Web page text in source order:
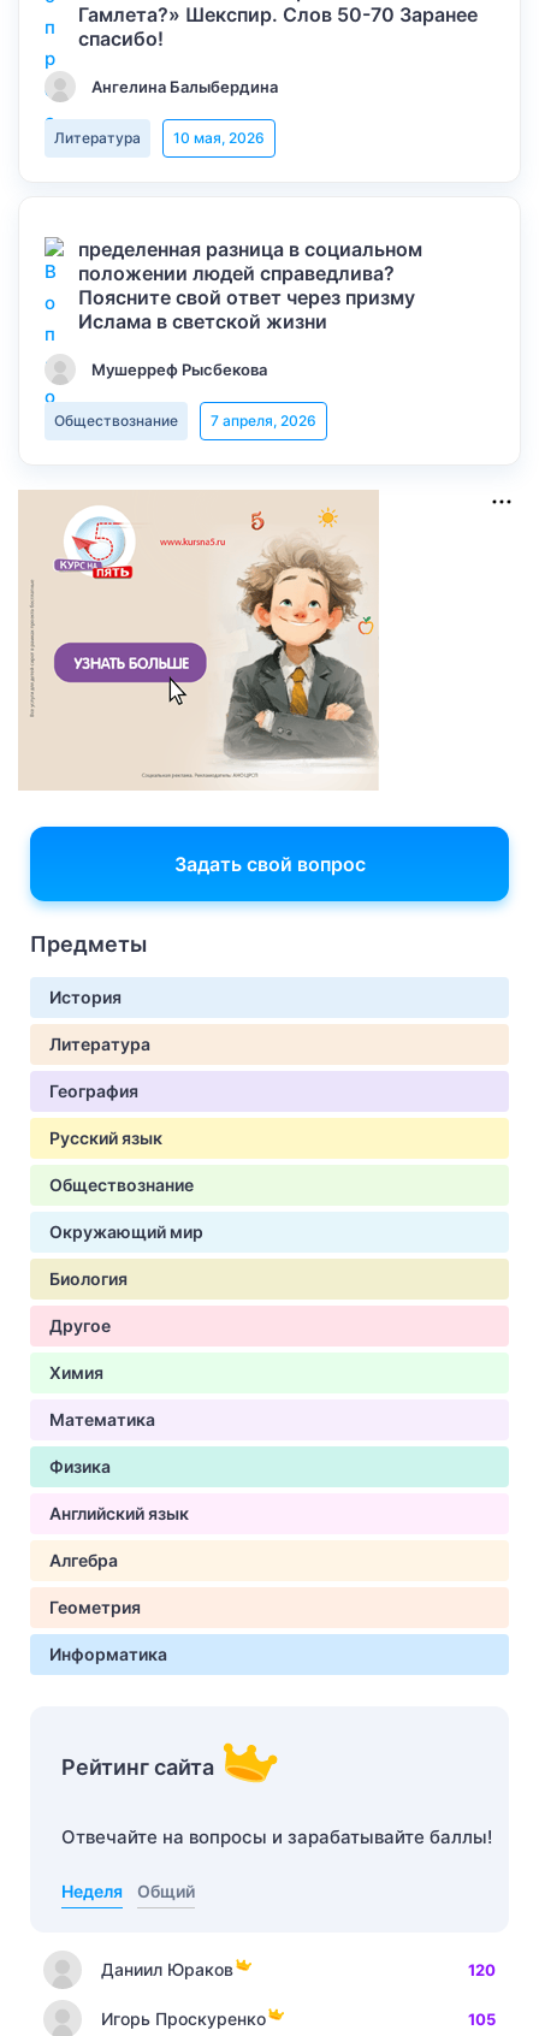
Гамлета?» Шекспир. Слов 50-70 Заранее
спасибо!
Ангелина Балыбердина
Литература 10 мая, 2026
пределенная разница в социальном
положении людей справедлива?
Поясните свой ответ через призму
Ислама в светской жизни
Мушерреф Рысбекова
Обществознание 7 апреля, 2026
Задать свой вопрос
Предметы
История
Литература
География
Русский язык
Обществознание
Окружающий мир
Биология
Другое
Химия
Математика
Физика
Английский язык
Алгебра
Геометрия
Информатика
Рейтинг сайта
Отвечайте на вопросы и зарабатывайте баллы!
Неделя Общий
Даниил Юраков 120
Игорь Проскуренко 105